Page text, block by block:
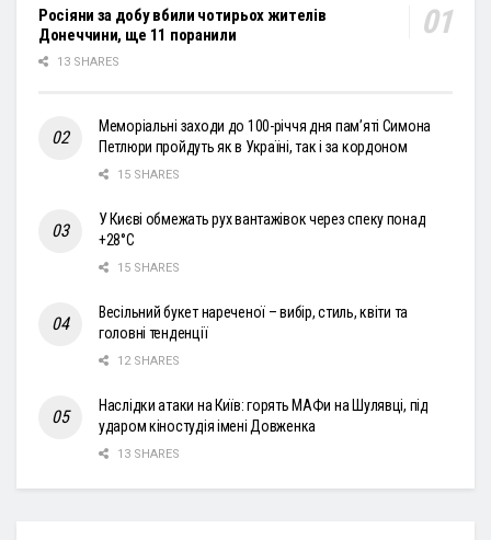
Росіяни за добу вбили чотирьох жителів
Донеччини, ще 11 поранили
13 SHARES
Меморіальні заходи до 100-річчя дня пам’яті Симона
Петлюри пройдуть як в Україні, так і за кордоном
15 SHARES
У Києві обмежать рух вантажівок через спеку понад
+28°С
15 SHARES
Весільний букет нареченої – вибір, стиль, квіти та
головні тенденції
12 SHARES
Наслідки атаки на Київ: горять МАФи на Шулявці, під
ударом кіностудія імені Довженка
13 SHARES